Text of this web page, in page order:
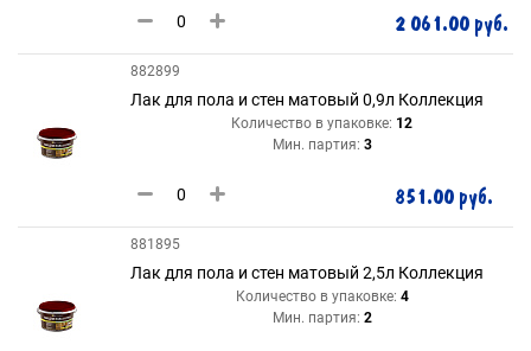
2 061.00 руб.
882899
Лак для пола и стен матовый 0,9л Коллекция
Количество в упаковке: 12
Мин. партия: 3
851.00 руб.
881895
Лак для пола и стен матовый 2,5л Коллекция
Количество в упаковке: 4
Мин. партия: 2